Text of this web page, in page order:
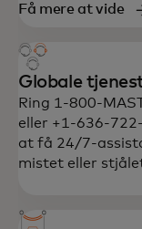
Få mere at vide
Globale
Ring 1-800-
eller +1-636-
at få 24/7-
mistet eller